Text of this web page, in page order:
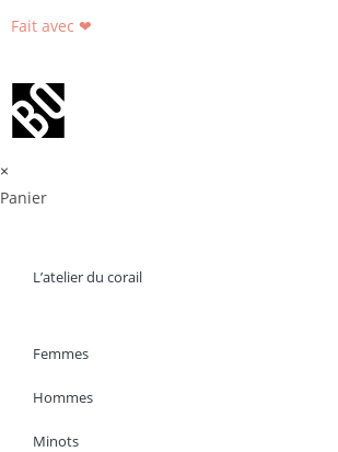
Fait avec ❤
×
Panier
L’atelier du corail
Femmes
Hommes
Minots